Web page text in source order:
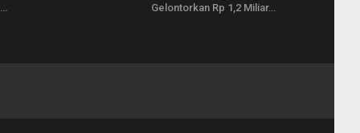
Gelontorkan Rp 1,2 Miliar…